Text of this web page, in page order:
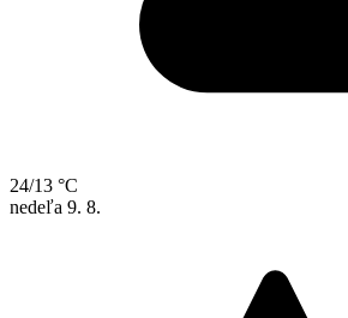
24/13 °C
nedeľa 9. 8.